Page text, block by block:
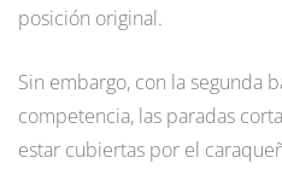
posición original.
Sin embargo, con la segunda
competencia, las paradas
estar cubiertas por el